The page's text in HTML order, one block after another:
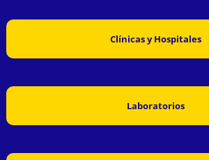
Clínicas y Hospitales
Laboratorios